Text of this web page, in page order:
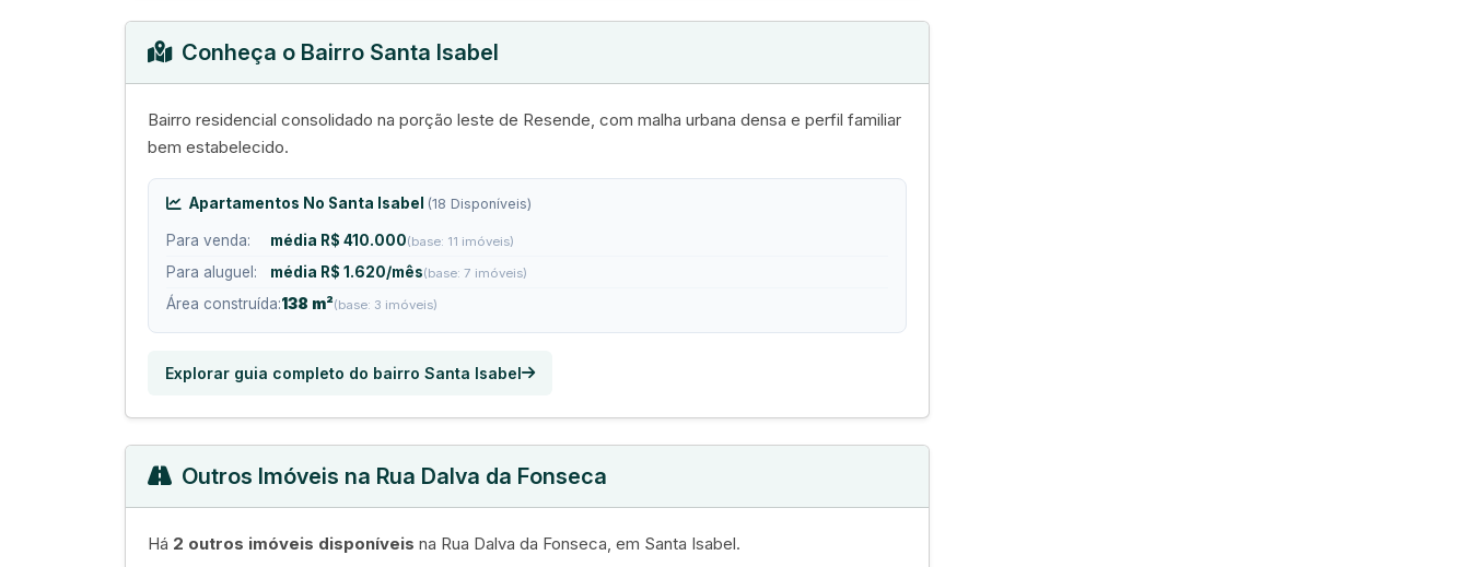
Conheça o Bairro Santa Isabel
Bairro residencial consolidado na porção leste de Resende, com malha urbana densa e perfil familiar
bem estabelecido.
Apartamentos No Santa Isabel (18 Disponíveis)
Para venda: média R$ 410.000(base: 11 imóveis)
Para aluguel: média R$ 1.620/mês(base: 7 imóveis)
Área construída:138 m²(base: 3 imóveis)
Explorar guia completo do bairro Santa Isabel
Outros Imóveis na Rua Dalva da Fonseca
Há 2 outros imóveis disponíveis na Rua Dalva da Fonseca, em Santa Isabel.